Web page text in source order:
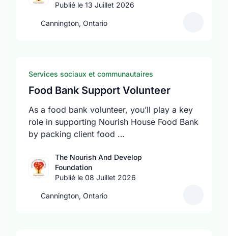
Publié le 13 Juillet 2026
Cannington, Ontario
Services sociaux et communautaires
Food Bank Support Volunteer
As a food bank volunteer, you’ll play a key
role in supporting Nourish House Food Bank
by packing client food …
The Nourish And Develop
Foundation
Publié le 08 Juillet 2026
Cannington, Ontario